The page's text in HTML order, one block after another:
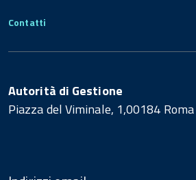
Contatti
Autorità di Gestione
Piazza del Viminale, 1,00184